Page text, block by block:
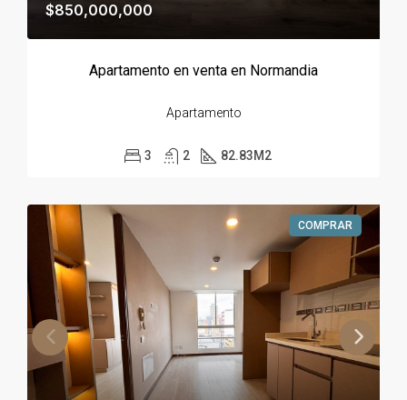
$850,000,000
Apartamento en venta en Normandia
Apartamento
3 2 82.83M2
COMPRAR